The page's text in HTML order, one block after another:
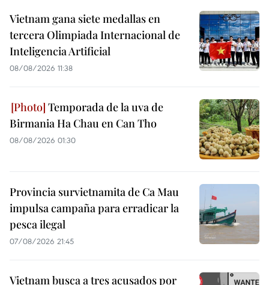
Vietnam gana siete medallas en
tercera Olimpiada Internacional de
Inteligencia Artificial
08/08/2026 11:38
Temporada de la uva de
Birmania Ha Chau en Can Tho
08/08/2026 01:30
Provincia survietnamita de Ca Mau
impulsa campaña para erradicar la
pesca ilegal
07/08/2026 21:45
Vietnam busca a tres acusados por